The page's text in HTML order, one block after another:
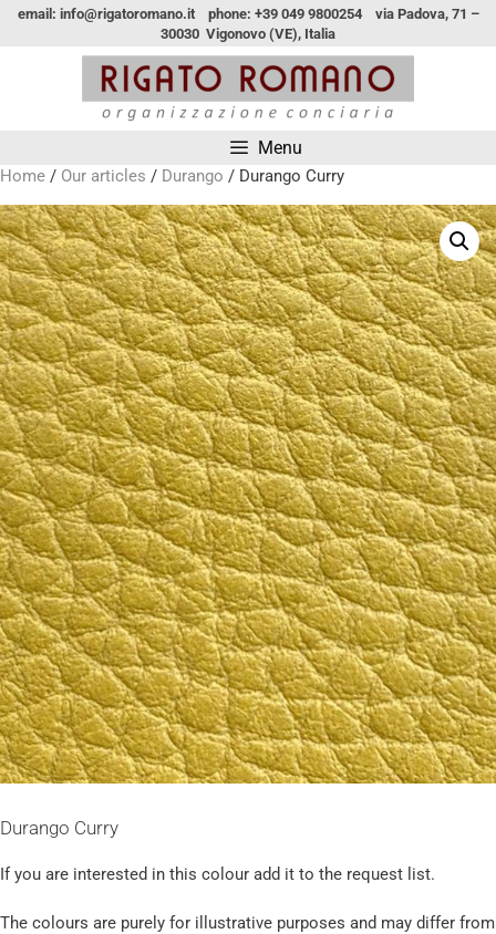
email: info@rigatoromano.it phone: +39 049 9800254 via Padova, 71 –
30030 Vigonovo (VE), Italia
Menu
Home / Our articles / Durango / Durango Curry
Durango Curry
If you are interested in this colour add it to the request list.
The colours are purely for illustrative purposes and may differ from